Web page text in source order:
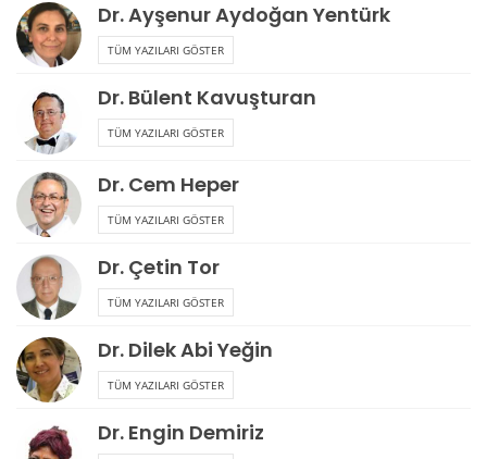
Dr. Ayşenur Aydoğan Yentürk
TÜM YAZILARI GÖSTER
Dr. Bülent Kavuşturan
TÜM YAZILARI GÖSTER
Dr. Cem Heper
TÜM YAZILARI GÖSTER
Dr. Çetin Tor
TÜM YAZILARI GÖSTER
Dr. Dilek Abi Yeğin
TÜM YAZILARI GÖSTER
Dr. Engin Demiriz